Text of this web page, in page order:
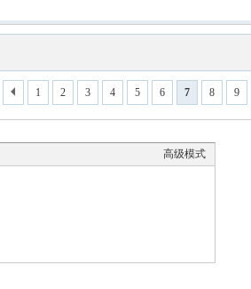
1 2 3 4 5 6 7 8 9
高级模式